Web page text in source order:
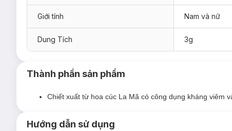
Nam:
#A01
- phù hợp cho tone da trắng sáng nhưng không
#A02 - phù hợp cho tone da trung bình đến trung bình
mình.
Giới tính Nam và nữ
Dung Tích 3g
Thành phần sản phẩm
Chiết xuất từ hoa cúc La Mã có công dụng kháng viêm
Hướng dẫn sử dụng